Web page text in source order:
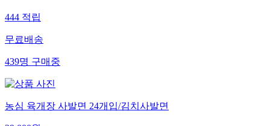
444적립
무료배송
439명구매중
농심 육개장 사발면 24개입/김치사발면